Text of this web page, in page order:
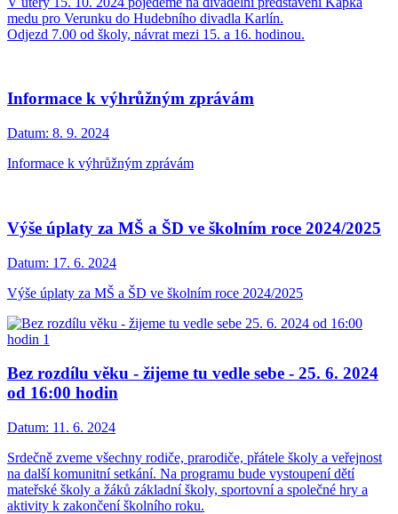
medu pro Verunku do Hudebního divadla Karlín.
Odjezd 7.00 od školy, návrat mezi 15. a 16. hodinou.
Informace k výhrůžným zprávám
Datum: 8. 9. 2024
Informace k výhrůžným zprávám
Výše úplaty za MŠ a ŠD ve školním roce 2024/2025
Datum: 17. 6. 2024
Výše úplaty za MŠ a ŠD ve školním roce 2024/2025
Bez rozdílu věku - žijeme tu vedle sebe - 25. 6. 2024
od 16:00 hodin
Datum: 11. 6. 2024
Srdečně zveme všechny rodiče, prarodiče, přátele školy a veřejnost
na další komunitní setkání. Na programu bude vystoupení dětí
mateřské školy a žáků základní školy, sportovní a společné hry a
aktivity k zakončení školního roku.